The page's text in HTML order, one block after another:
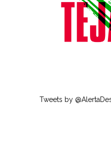
Tweets by